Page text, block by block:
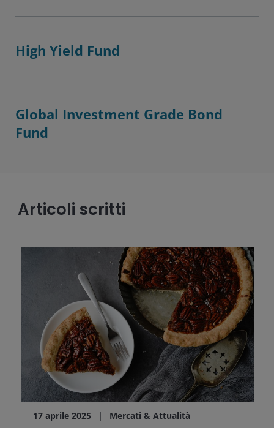
High Yield Fund
Global Investment Grade Bond
Fund
Articoli scritti
17 aprile 2025 Mercati & Attualità